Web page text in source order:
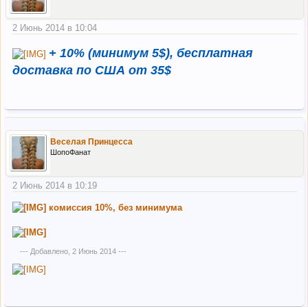
2 Июнь 2014 в 10:04
+ 10% (минимум 5$), бесплатная
доставка по США от 35$
Веселая Принцесса
ШопоФанат
2 Июнь 2014 в 10:19
комиссия 10%, без минимума
--- Добавлено, 2 Июнь 2014---